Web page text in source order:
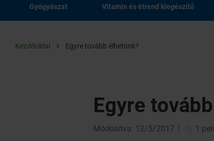
Gyógyászat Vitamin és étrend kiegészítő
Kezdőoldal Egyre tovább élhetünk?
Egyre
Módosítva: 12/5/2017 1